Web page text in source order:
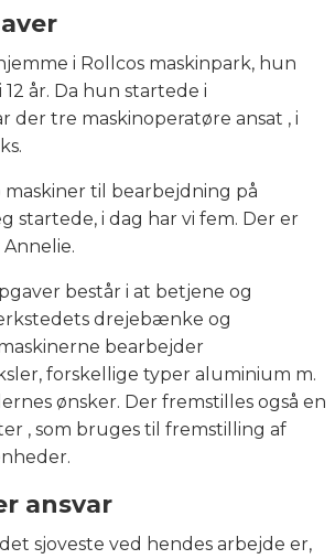
i Rollcos maskinpark, hun
år. Da hun startede i
der tre maskinoperatøre ansat , i
maskiner til bearbejdning på
startede, i dag har vi fem. Der er
består i at betjene og
drejebænke og
bearbejder
forskellige typer aluminium m.
ønsker. Der fremstilles også en
, som bruges til fremstilling af
ansvar
sjoveste ved hendes arbejde er,